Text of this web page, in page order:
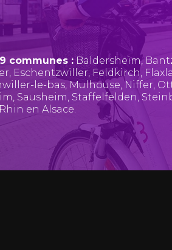
communes : Baldersheim,
, Eschentzwiller, Feldkirch,
le-bas,Mulhouse,Niffer,
, Sausheim, Staffelfelden,
en Alsace.